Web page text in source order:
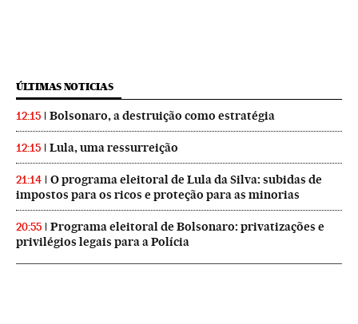
ÚLTIMAS NOTICIAS
12:15 Bolsonaro, a destruição como estratégia
12:15 Lula, uma ressurreição
21:14
O programa eleitoral de Lula da Silva: subidas de
impostos para os ricos e proteção para as minorias
20:55
Programa eleitoral de Bolsonaro: privatizações e
privilégios legais para a Polícia